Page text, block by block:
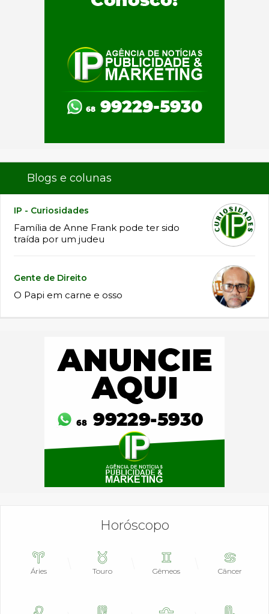
Blogs e colunas
IP - Curiosidades
Família de Anne Frank pode ter sido
traída por um judeu
Gente de Direito
O Papi em carne e osso
Horóscopo
Áries Touro Gêmeos Câncer